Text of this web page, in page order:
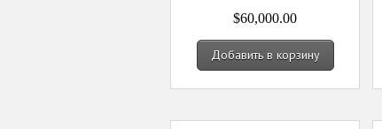
$60,000.00
Добавить в корзину